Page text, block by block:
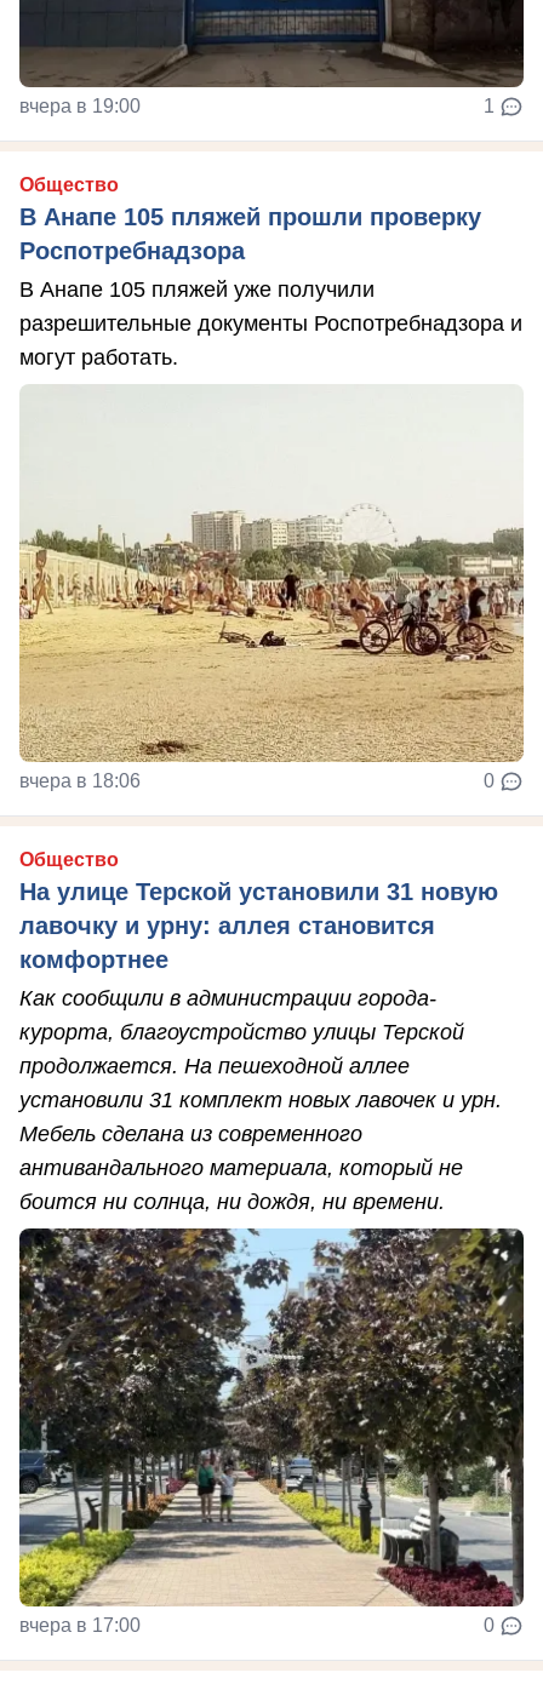
вчера в 19:00 1
Общество
В Анапе 105 пляжей прошли проверку
Роспотребнадзора
В Анапе 105 пляжей уже получили
разрешительные документы Роспотребнадзора и
могут работать.
вчера в 18:06 0
Общество
На улице Терской установили 31 новую
лавочку и урну: аллея становится
комфортнее
Как сообщили в администрации города-
курорта, благоустройство улицы Терской
продолжается. На пешеходной аллее
установили 31 комплект новых лавочек и урн.
Мебель сделана из современного
антивандального материала, который не
боится ни солнца, ни дождя, ни времени.
вчера в 17:00 0